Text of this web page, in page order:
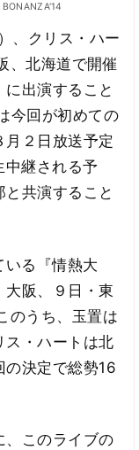
、クリス・ハー
、北海道で開催
出演すること
今回が初めての
２日放送予定
中継される予
共演すること
る『情熱大
阪、９日・東
のうち、玉置は
ス・ハートは北
の決定で総勢16
このライブの